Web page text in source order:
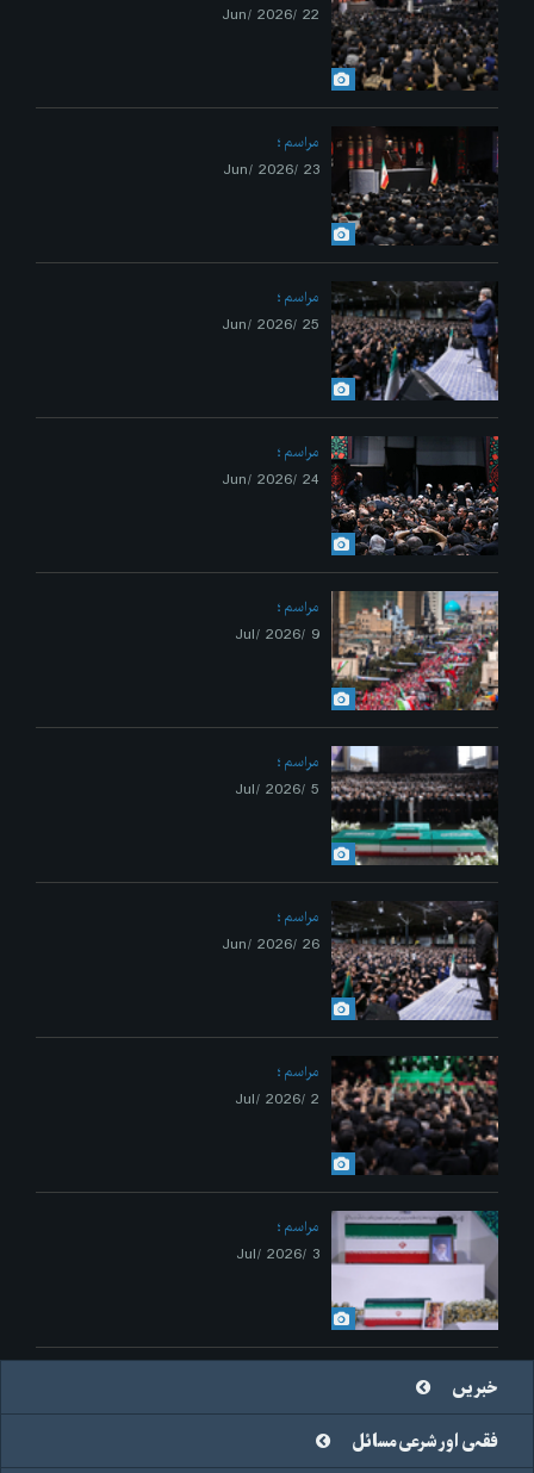
22 /Jun/ 2026
مراسم
23 /Jun/ 2026
مراسم
25 /Jun/ 2026
مراسم
24 /Jun/ 2026
مراسم
9 /Jul/ 2026
مراسم
5 /Jul/ 2026
مراسم
26 /Jun/ 2026
مراسم
2 /Jul/ 2026
مراسم
3 /Jul/ 2026
خبریں
فقہی اور شرعی مسائل